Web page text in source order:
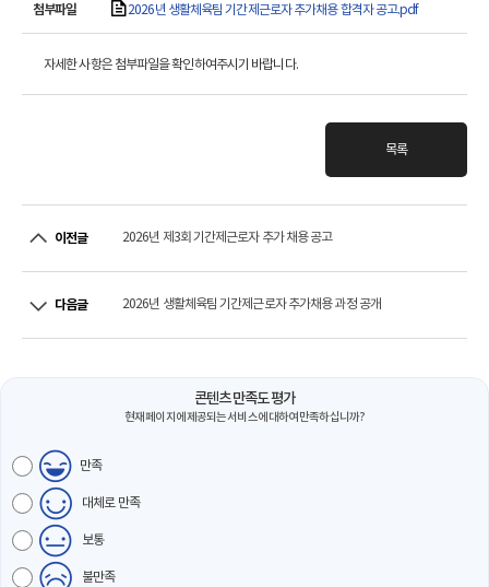
첨부파일 2026년 생활체육팀 기간제근로자 추가채용 합격자 공고.pdf
자세한 사항은 첨부파일을 확인하여주시기 바랍니다.
목록
이전글 2026년 제3회 기간제근로자 추가 채용 공고
다음글 2026년 생활체육팀 기간제근로자 추가채용 과정 공개
콘텐츠 만족도 평가
현재 페이지에 제공되는 서비스에 대하여 만족하십니까?
만족
대체로 만족
보통
불만족